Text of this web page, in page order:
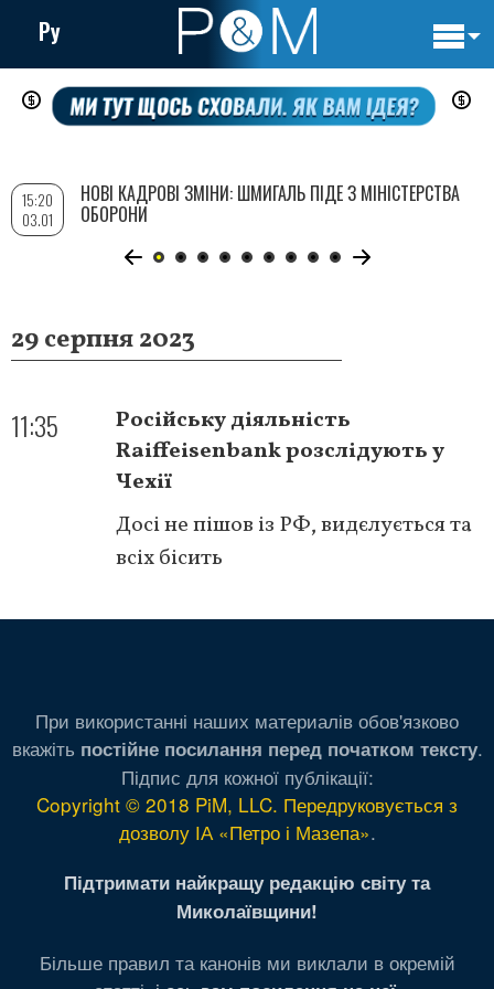
Перейти
до
вмісту
Ру
29 серпня 2023
11:35
Російську діяльність
Raiffeisenbank розслідують у
Чехії
Досі не пішов із РФ, видєлується та
всіх бісить
15:20
03.01
НОВІ КАДРОВІ ЗМІНИ: ШМИГАЛЬ ПІДЕ З МІНІСТЕРСТВА
ОБОРОНИ
При використанні наших материалів обов'язково
вкажіть постійне посилання перед початком тексту.
Підпис для кожної публікації:
Copyright © 2018 PiM, LLC. Передруковується з
дозволу ІА «Петро і Мазепа».
Підтримати найкращу редакцію світу та
Миколаївщини!
Більше правил та канонів ми виклали в окремій